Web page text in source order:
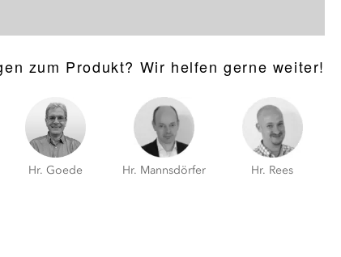
zum Produkt? Wir helfen gerne weiter!
Hr. Goede Hr. Mannsdörfer Hr. Rees